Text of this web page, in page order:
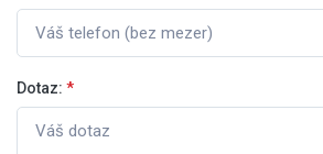
Dotaz: *